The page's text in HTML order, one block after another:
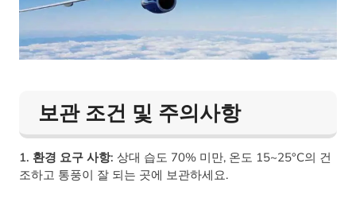
보관 조건 및 주의사항
1. 환경 요구 사항: 상대 습도 70% 미만, 온도 15~25°C의 건
조하고 통풍이 잘 되는 곳에 보관하세요.